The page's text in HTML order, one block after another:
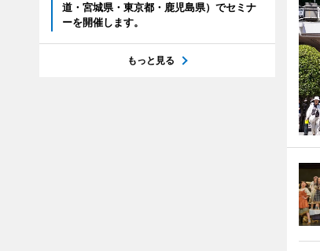
道・宮城県・東京都・鹿児島県）でセミナ
ーを開催します。
もっと見る